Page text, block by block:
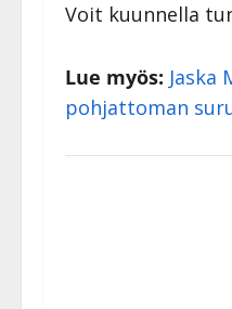
Voit kuunnella
Lue myös: Jaska
pohjattoman